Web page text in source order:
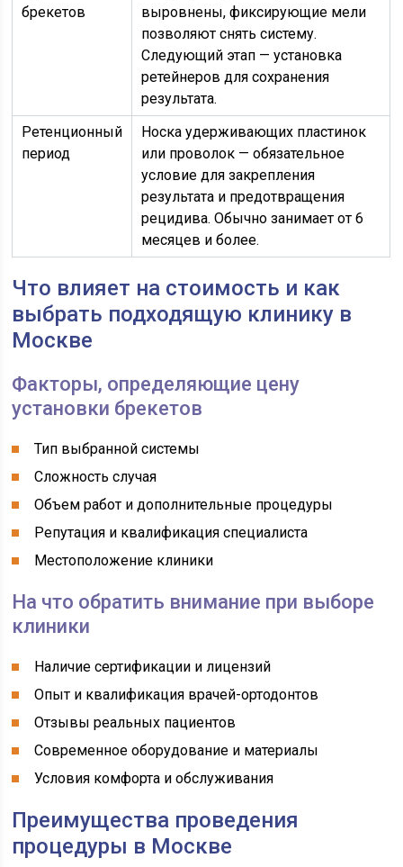
брекетов
выровнены, фиксирующие мели
позволяют снять систему.
Следующий этап — установка
ретейнеров для сохранения
результата.
Ретенционный
период
Носка удерживающих пластинок
или проволок — обязательное
условие для закрепления
результата и предотвращения
рецидива. Обычно занимает от 6
месяцев и более.
Что влияет на стоимость и как
выбрать подходящую клинику в
Москве
Факторы, определяющие цену
установки брекетов
Тип выбранной системы
Сложность случая
Объем работ и дополнительные процедуры
Репутация и квалификация специалиста
Местоположение клиники
На что обратить внимание при выборе
клиники
Наличие сертификации и лицензий
Опыт и квалификация врачей-ортодонтов
Отзывы реальных пациентов
Современное оборудование и материалы
Условия комфорта и обслуживания
Преимущества проведения
процедуры в Москве